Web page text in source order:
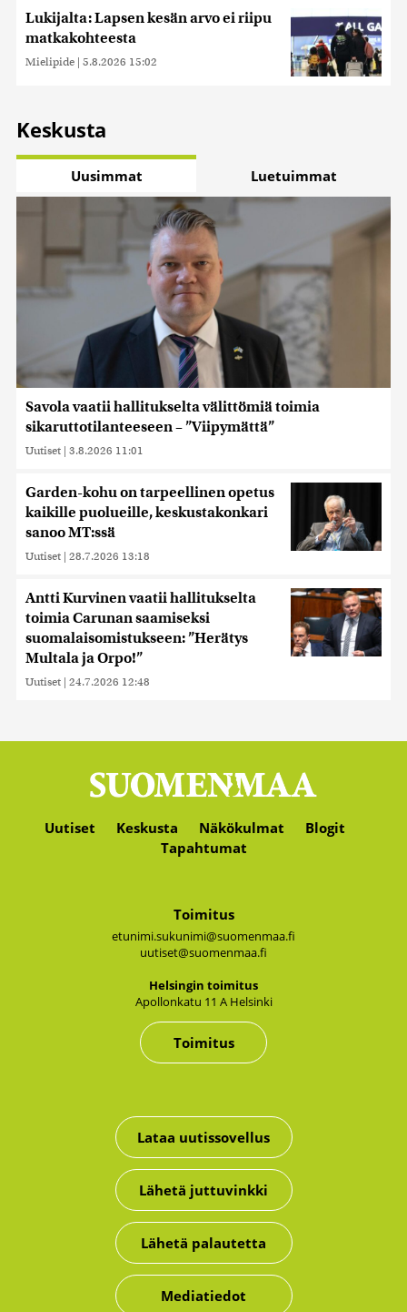
Lukijalta: Lapsen kesän arvo ei riipu
matkakohteesta
Mielipide | 5.8.2026 15:02
Keskusta
Uusimmat Luetuimmat
Savola vaatii hallitukselta välittömiä toimia
sikaruttotilanteeseen – ”Viipymättä”
Uutiset | 3.8.2026 11:01
Garden-kohu on tarpeellinen opetus
kaikille puolueille, keskustakonkari
sanoo MT:ssä
Uutiset | 28.7.2026 13:18
Antti Kurvinen vaatii hallitukselta
toimia Carunan saamiseksi
suomalaisomistukseen: ”Herätys
Multala ja Orpo!”
Uutiset | 24.7.2026 12:48
Uutiset Keskusta Näkökulmat
Blogit
Tapahtumat
Toimitus
etunimi.sukunimi@suomenmaa.fi
uutiset@suomenmaa.fi
Hel­sin­gin toi­mi­tus
Apol­lon­ka­tu 11 A Hel­sin­ki
Toimitus
Lataa uutissovellus
Lähetä juttuvinkki
Lähetä palautetta
Mediatiedot